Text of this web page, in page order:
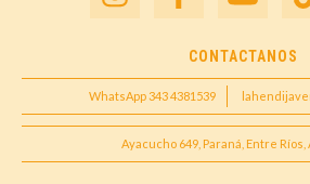
CONTACTANOS
WhatsApp 343 4381539
Ayacucho 649, Paraná, Entre